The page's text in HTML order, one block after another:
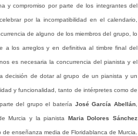
y compromiso por parte de los integrantes del
por la incompatibilidad en el calendario,
de alguno de los miembros del grupo, lo
a los arreglos y en definitiva al timbre final del
es necesaria la concurrencia del pianista y el
decisión de dotar al grupo de un pianista y un
y funcionalidad, tanto de intérpretes como de
del grupo el batería José García Abellán
Murcia y la pianista Maria Dolores Sánchez
enseñanza media de Floridablanca de Murcia.